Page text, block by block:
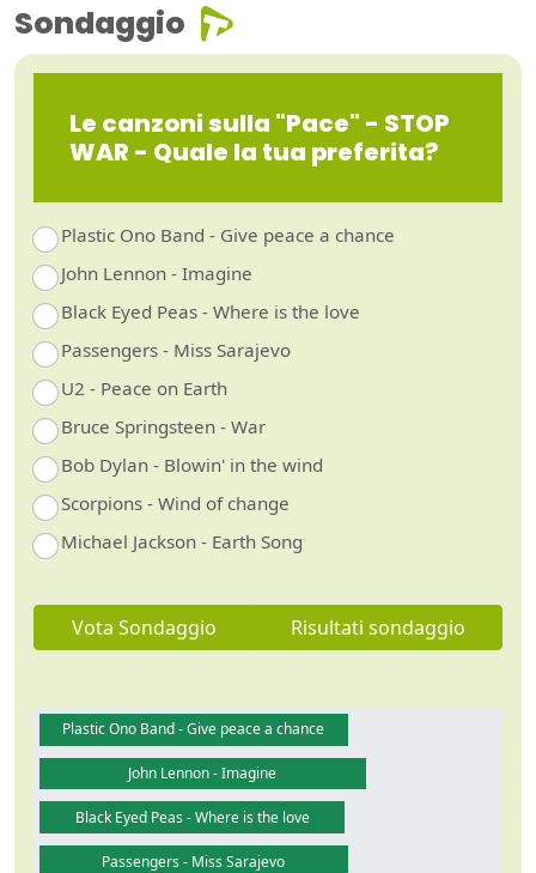
Sondaggio
Le canzoni sulla "Pace" - STOP
WAR - Quale la tua preferita?
Plastic Ono Band - Give peace a chance
John Lennon - Imagine
Black Eyed Peas - Where is the love
Passengers - Miss Sarajevo
U2 - Peace on Earth
Bruce Springsteen - War
Bob Dylan - Blowin' in the wind
Scorpions - Wind of change
Michael Jackson - Earth Song
Vota Sondaggio Risultati sondaggio
Plastic Ono Band - Give peace a chance
John Lennon - Imagine
Black Eyed Peas - Where is the love
Passengers - Miss Sarajevo